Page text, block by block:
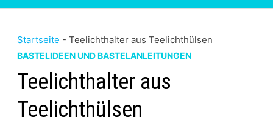
Startseite - Teelichthalter aus Teelichthülsen
BASTELIDEEN UND BASTELANLEITUNGEN
Teelichthalter aus
Teelichthülsen